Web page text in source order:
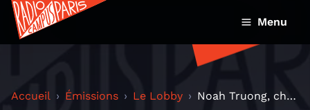
Menu
Accueil Émissions Le Lobby Noah Truong, chroniques poétiques d'une transition...